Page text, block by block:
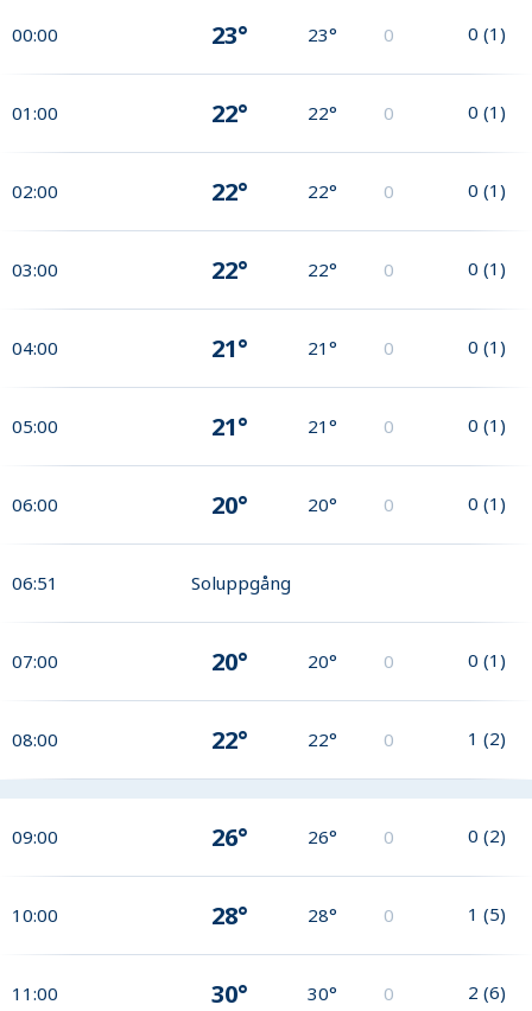
00:00 23° 23° 0 0 (1)
01:00 22° 22° 0 0 (1)
02:00 22° 22° 0 0 (1)
03:00 22° 22° 0 0 (1)
04:00 21° 21° 0 0 (1)
05:00 21° 21° 0 0 (1)
06:00 20° 20° 0 0 (1)
06:51 Soluppgång
07:00 20° 20° 0 0 (1)
08:00 22° 22° 0 1 (2)
09:00 26° 26° 0 0 (2)
10:00 28° 28° 0 1 (5)
11:00 30° 30° 0 2 (6)